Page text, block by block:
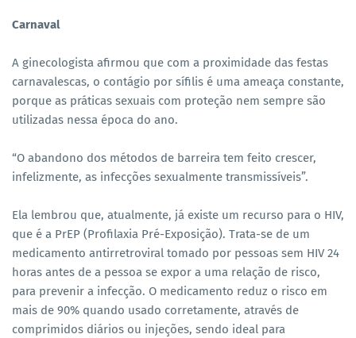
Carnaval
A ginecologista afirmou que com a proximidade das festas
carnavalescas, o contágio por sífilis é uma ameaça constante,
porque as práticas sexuais com proteção nem sempre são
utilizadas nessa época do ano.
“O abandono dos métodos de barreira tem feito crescer,
infelizmente, as infecções sexualmente transmissíveis”.
Ela lembrou que, atualmente, já existe um recurso para o HIV,
que é a PrEP (Profilaxia Pré-Exposição). Trata-se de um
medicamento antirretroviral tomado por pessoas sem HIV 24
horas antes de a pessoa se expor a uma relação de risco,
para prevenir a infecção. O medicamento reduz o risco em
mais de 90% quando usado corretamente, através de
comprimidos diários ou injeções, sendo ideal para